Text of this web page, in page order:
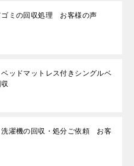
ゴミの回収処理 お客様の声
ベッドマットレス付きシングルベ
洗濯機の回収・処分ご依頼 お客